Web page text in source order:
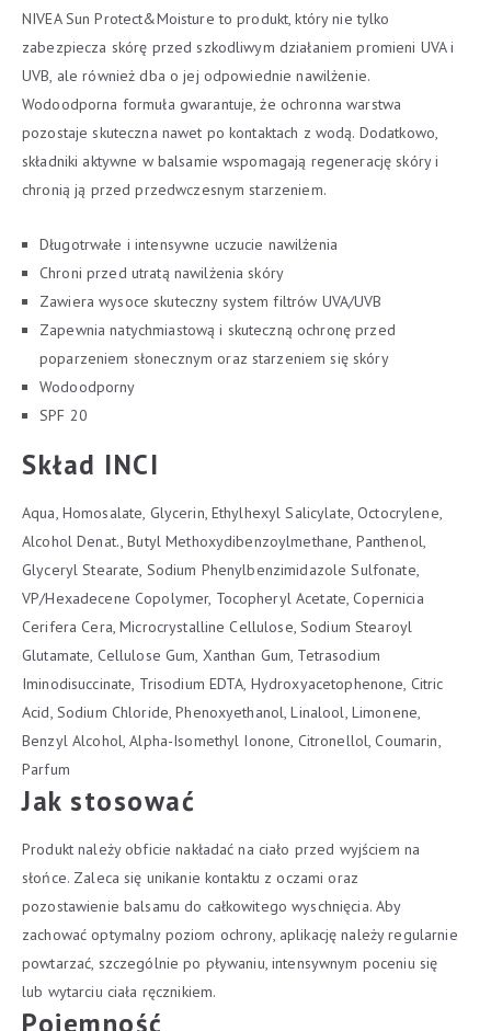
NIVEA Sun Protect&Moisture to produkt, który nie tylko
zabezpiecza skórę przed szkodliwym działaniem promieni UVA i
UVB, ale również dba o jej odpowiednie nawilżenie.
Wodoodporna formuła gwarantuje, że ochronna warstwa
pozostaje skuteczna nawet po kontaktach z wodą. Dodatkowo,
składniki aktywne w balsamie wspomagają regenerację skóry i
chronią ją przed przedwczesnym starzeniem.
Długotrwałe i intensywne uczucie nawilżenia
Chroni przed utratą nawilżenia skóry
Zawiera wysoce skuteczny system filtrów UVA/UVB
Zapewnia natychmiastową i skuteczną ochronę przed
poparzeniem słonecznym oraz starzeniem się skóry
Wodoodporny
SPF 20
Skład INCI
Aqua, Homosalate, Glycerin, Ethylhexyl Salicylate, Octocrylene,
Alcohol Denat., Butyl Methoxydibenzoylmethane, Panthenol,
Glyceryl Stearate, Sodium Phenylbenzimidazole Sulfonate,
VP/Hexadecene Copolymer, Tocopheryl Acetate, Copernicia
Cerifera Cera, Microcrystalline Cellulose, Sodium Stearoyl
Glutamate, Cellulose Gum, Xanthan Gum, Tetrasodium
Iminodisuccinate, Trisodium EDTA, Hydroxyacetophenone, Citric
Acid, Sodium Chloride, Phenoxyethanol, Linalool, Limonene,
Benzyl Alcohol, Alpha-Isomethyl Ionone, Citronellol, Coumarin,
Parfum
Jak stosować
Produkt należy obficie nakładać na ciało przed wyjściem na
słońce. Zaleca się unikanie kontaktu z oczami oraz
pozostawienie balsamu do całkowitego wyschnięcia. Aby
zachować optymalny poziom ochrony, aplikację należy regularnie
powtarzać, szczególnie po pływaniu, intensywnym poceniu się
lub wytarciu ciała ręcznikiem.
Pojemność